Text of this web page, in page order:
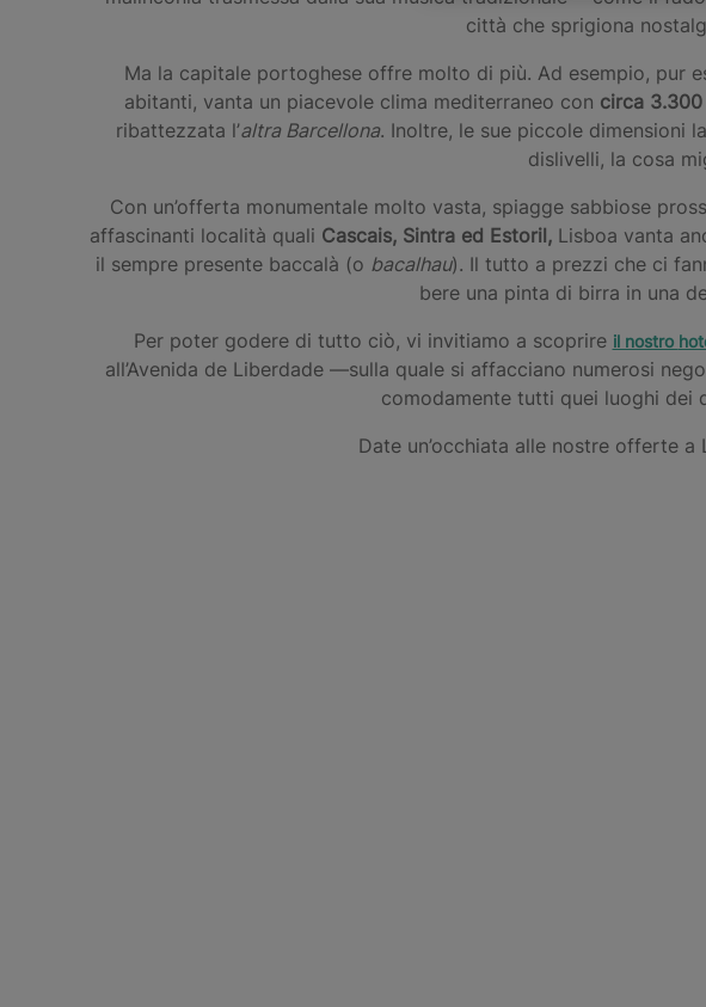
città che sprigiona
Ma la capitale portoghese offre molto di più. Ad esempio, pur
abitanti, vanta un piacevole clima mediterraneo con circa
ribattezzata l’altra Barcellona. Inoltre, le sue piccole dimensioni
dislivelli, la cosa
Con un’offerta monumentale molto vasta, spiagge sabbiose
affascinanti località quali Cascais, Sintra ed Estoril, Lisboa vanta
il sempre presente baccalà (o bacalhau). Il tutto a prezzi che ci
bere una pinta di birra in una
Per poter godere di tutto ciò, vi invitiamo a scoprire il nostro
all’Avenida de Liberdade —sulla quale si affacciano numerosi
comodamente tutti quei luoghi dei
Date un’occhiata alle nostre offerte